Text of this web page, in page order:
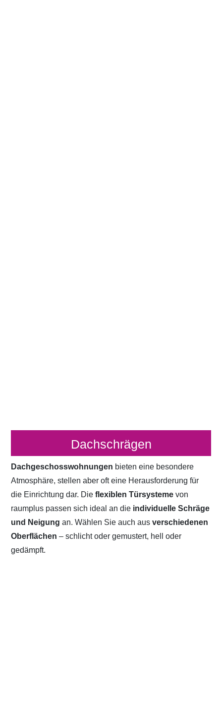
Dachschrägen
Dachgeschosswohnungen bieten eine besondere
Atmosphäre, stellen aber oft eine Herausforderung für
die Einrichtung dar. Dieflexiblen Türsystemevon
raumplus passen sich ideal an die individuelle Schräge
und Neigung an. Wählen Sie auch ausverschiedenen
Oberflächen – schlicht oder gemustert, hell oder
gedämpft.